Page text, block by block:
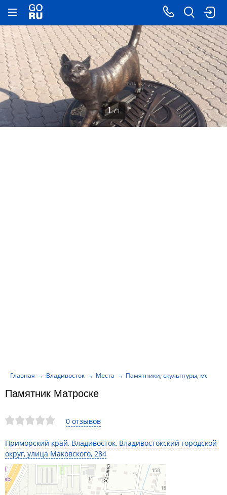
0 отзывов
Приморский край, Владивосток, Владивостокский городской
округ, улица Маковского, 284
Памятник Матроске
Главная Владивосток Места Памятники, скульптуры,
1 / 1